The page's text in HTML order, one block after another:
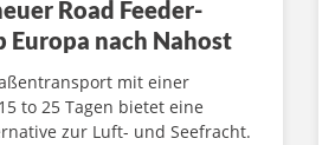
Road Feeder-
Europa nach Nahost
mit einer
to 25 Tagen bietet eine
zur Luft- und Seefracht.